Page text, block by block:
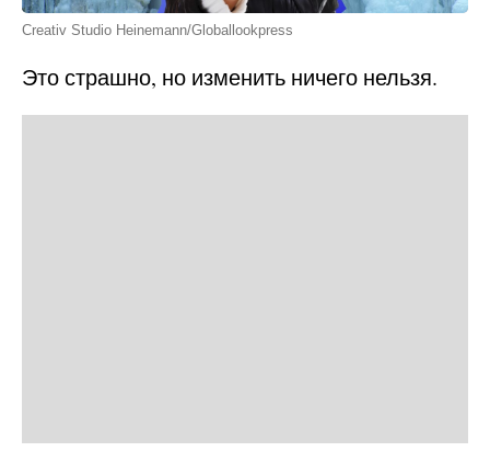
Creativ Studio Heinemann/Globallookpress
Это страшно, но изменить ничего нельзя.